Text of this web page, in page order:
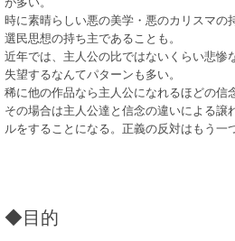
時に素晴らしい悪の美学・悪のカリスマの
選民思想の持ち主であることも。
近年では、主人公の比ではないくらい悲惨
失望するなんてパターンも多い。
稀に他の作品なら主人公になれるほどの信
その場合は主人公達と信念の違いによる譲
ルをすることになる。正義の反対はもう一
◆目的